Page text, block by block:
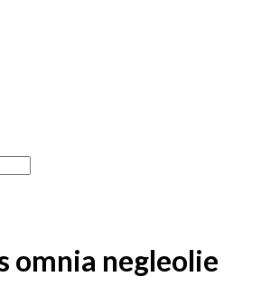
omnia negleolie